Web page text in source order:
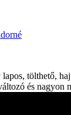
tölthető,
és nagyon